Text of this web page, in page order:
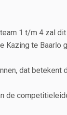
1 t/m 4 zal
Kazing te
dat betekent
de